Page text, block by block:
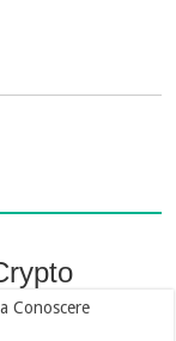
Conoscere